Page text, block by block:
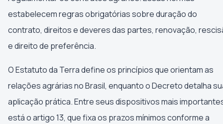
estabelecem regras obrigatórias sobre duração do
contrato, direitos e deveres das partes, renovação,
e direito de preferência.
O Estatuto da Terra define os princípios que orientam as
relações agrárias no Brasil, enquanto o Decreto detalha
aplicação prática. Entre seus dispositivos mais
está o artigo 13, que fixa os prazos mínimos conforme a